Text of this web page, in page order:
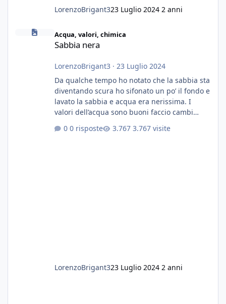
LorenzoBrigant323 Luglio 2024 2 anni
Sabbia nera
Acqua, valori, chimica
Sabbia nera
LorenzoBrigant3 · 23 Luglio 2024
Da qualche tempo ho notato che la sabbia sta
diventando scura ho sifonato un po’ il fondo e
lavato la sabbia e acqua era nerissima. I
valori dell’acqua sono buoni faccio cambi
fertilizzato.le foglie delle piante sono
0 risposte 3.767 visite
LorenzoBrigant323 Luglio 2024 2 anni